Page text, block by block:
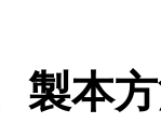
製本